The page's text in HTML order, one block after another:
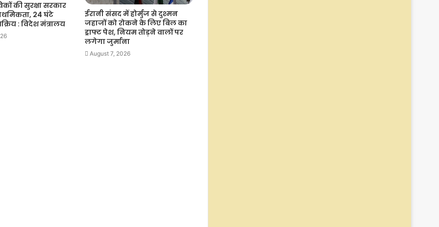
की सुरक्षा सरकार
24 घंटे
: विदेश मंत्रालय
ईरानी संसद में होर्मुज से दुश्मन
जहाजों को रोकने के लिए बिल का
ड्राफ्ट पेश, नियम तोड़ने वालों पर
लगेगा जुर्माना
August 7, 2026